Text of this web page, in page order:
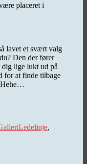
placeret i
lavet et svært valg
Den der fører
dig lige lukt ud på
for at finde tilbage
Hehe…
Ledelinje,